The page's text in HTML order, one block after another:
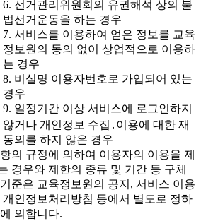
6. 선거관리위원회의 유권해석 상의 불
법선거운동을 하는 경우
7. 서비스를 이용하여 얻은 정보를 교육
정보원의 동의 없이 상업적으로 이용하
는 경우
8. 비실명 이용자번호로 가입되어 있는
경우
9. 일정기간 이상 서비스에 로그인하지
않거나 개인정보 수집․이용에 대한 재
동의를 하지 않은 경우
의 규정에 의하여 이용자의 이용을 제
경우와 제한의 종류 및 기간 등 구체
준은 교육정보원의 공지, 서비스 이용
개인정보처리방침 등에서 별도로 정하
의합니다.